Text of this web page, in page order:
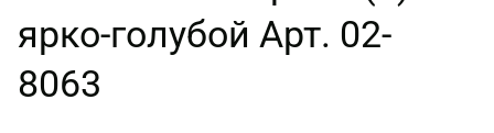
ярко-голубой Арт. 02-
8063